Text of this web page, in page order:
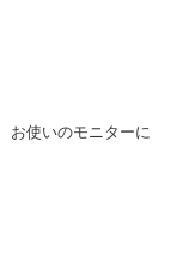
お使いのモニターに